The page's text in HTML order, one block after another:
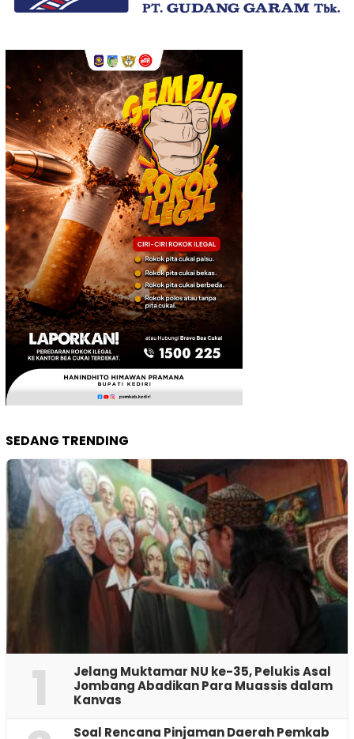
SEDANG TRENDING
1
Jelang Muktamar NU ke-35, Pelukis Asal
Jombang Abadikan Para Muassis dalam
Kanvas
‎Soal Rencana Pinjaman Daerah Pemkab